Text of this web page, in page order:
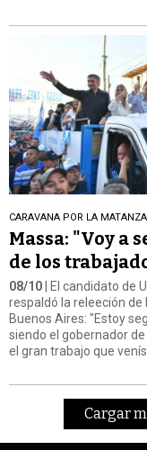
CARAVANA POR LA MATANZA
Massa: "Voy a
de los
08/10 | El candidato de
respaldó la releeción de
Buenos Aires: "Estoy
siendo el gobernador
el gran trabajo que venís
Cargar